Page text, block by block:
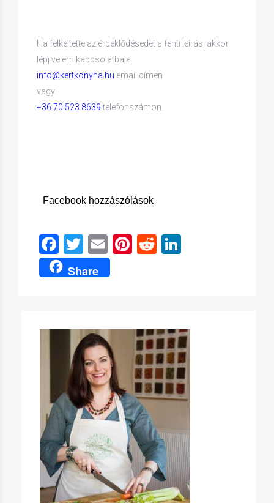
Ha felkeltette az érdeklődésedet a fenti leírás, akkor
lépj velem kapcsolatba a
info@kertkonyha.hu email címen
vagy
+36 70 523 8639 telefonszámon.
Facebook hozzászólások
Facebook
Twitter
EmailPinterest
Reddit
Share